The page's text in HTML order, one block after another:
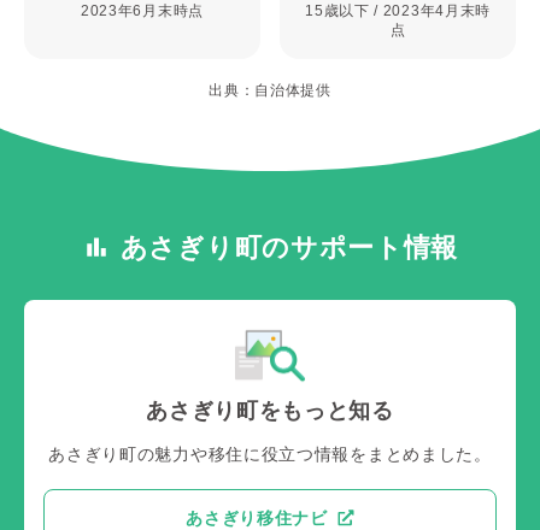
2023年6月末時点
15歳以下 / 2023年4月末時
点
出典：自治体提供
あさぎり町のサポート情報
あさぎり町をもっと知る
あさぎり町の魅力や移住に役立つ情報をまとめました。
あさぎり移住ナビ